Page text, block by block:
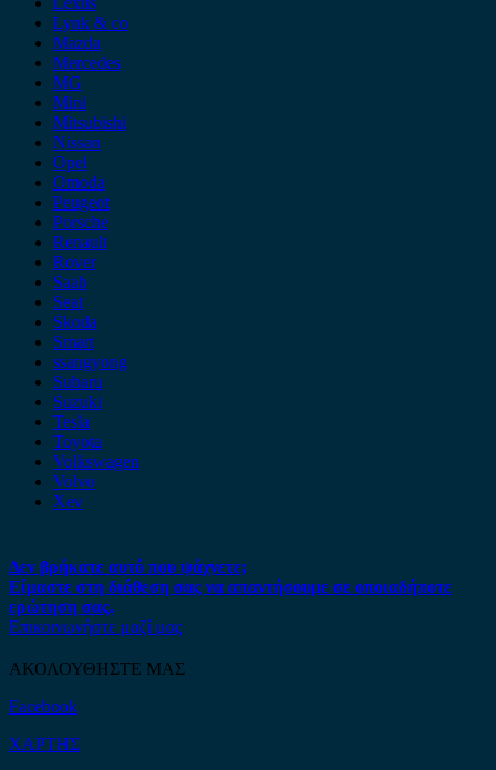
Lynk & co
Mazda
Mercedes
MG
Mini
Mitsubishi
Nissan
Opel
Omoda
Peugeot
Porsche
Renault
Rover
Saab
Seat
Skoda
Smart
ssangyong
Subaru
Suzuki
Tesla
Toyota
Volkswagen
Volvo
Xev
Δεν βρήκατε αυτό που ψάχνετε;
Είμαστε στη διάθεση σας να απαντήσουμε σε οποιαδήποτε
ερώτηση σας.
Επικοινωνήστε μαζί μας
ΑΚΟΛΟΥΘΗΣΤΕ ΜΑΣ
Facebook
ΧΑΡΤΗΣ